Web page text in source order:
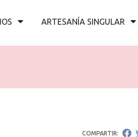
ARTESANÍA SINGULAR
COMPARTIR: